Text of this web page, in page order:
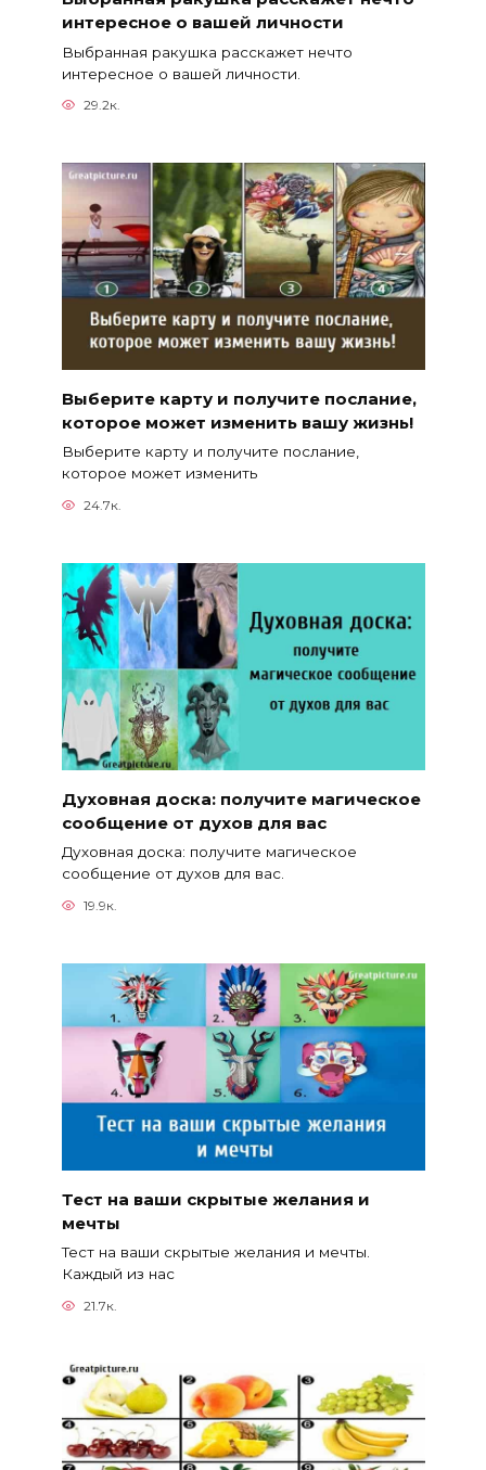
интересное о вашей личности
Выбранная ракушка расскажет нечто
интересное о вашей личности.
29.2к.
Выберите карту и получите послание,
которое может изменить вашу жизнь!
Выберите карту и получите послание,
которое может изменить
24.7к.
Духовная доска: получите магическое
сообщение от духов для вас
Духовная доска: получите магическое
сообщение от духов для вас.
19.9к.
Тест на ваши скрытые желания и
мечты
Тест на ваши скрытые желания и мечты.
Каждый из нас
21.7к.